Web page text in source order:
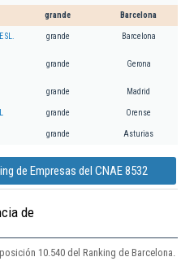
grande Barcelona
grande Barcelona
grande Gerona
grande Madrid
grande Orense
grande Asturias
de Empresas del CNAE 8532
de
10.540 del Ranking de Barcelona.